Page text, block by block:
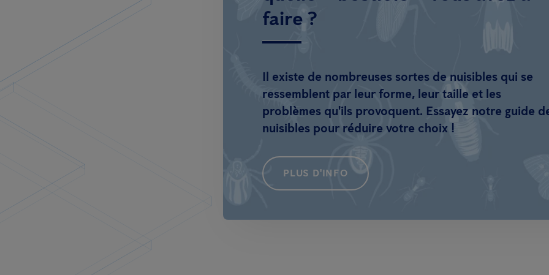
faire ?
Il existe de nombreuses sortes de nuisibles qui se
ressemblent par leur forme, leur taille et les
problèmes qu'ils provoquent. Essayez notre guide
nuisibles pour réduire votre choix !
PLUS D'INFO